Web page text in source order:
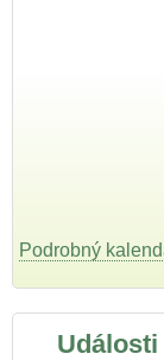
Podrobný